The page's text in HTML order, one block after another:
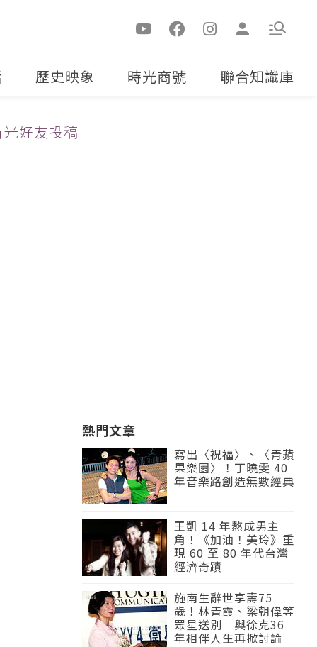
歷史映象 時光商號 聯合知識庫
光好友投稿
熱門文章
寫出〈祝福〉、〈青蘋
果樂園〉！丁曉雯 40
年音樂路創造無數經典
王凱 14 年熬成男主
角！《加油！美玲》重
現 60 至 80 年代台灣
經濟奇蹟
施南生辭世享壽75
歲！林青霞、梁朝偉等
眾星送別 與徐克36
年相伴人生再掀討論